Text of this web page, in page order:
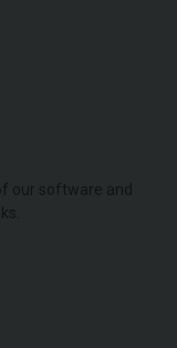
our software and